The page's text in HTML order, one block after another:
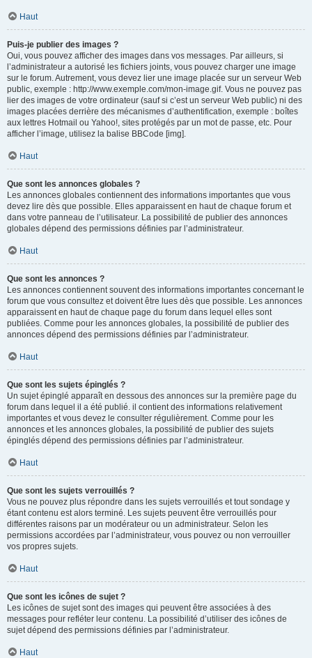
Haut
Puis-je publier des images ?
Oui, vous pouvez afficher des images dans vos messages. Par ailleurs, si
l’administrateur a autorisé les fichiers joints, vous pouvez charger une image
sur le forum. Autrement, vous devez lier une image placée sur un serveur Web
public, exemple : http://www.exemple.com/mon-image.gif. Vous ne pouvez pas
lier des images de votre ordinateur (sauf si c’est un serveur Web public) ni des
images placées derrière des mécanismes d’authentification, exemple : boîtes
aux lettres Hotmail ou Yahoo!, sites protégés par un mot de passe, etc. Pour
afficher l’image, utilisez la balise BBCode [img].
Haut
Que sont les annonces globales ?
Les annonces globales contiennent des informations importantes que vous
devez lire dès que possible. Elles apparaissent en haut de chaque forum et
dans votre panneau de l’utilisateur. La possibilité de publier des annonces
globales dépend des permissions définies par l’administrateur.
Haut
Que sont les annonces ?
Les annonces contiennent souvent des informations importantes concernant le
forum que vous consultez et doivent être lues dès que possible. Les annonces
apparaissent en haut de chaque page du forum dans lequel elles sont
publiées. Comme pour les annonces globales, la possibilité de publier des
annonces dépend des permissions définies par l’administrateur.
Haut
Que sont les sujets épinglés ?
Un sujet épinglé apparaît en dessous des annonces sur la première page du
forum dans lequel il a été publié. il contient des informations relativement
importantes et vous devez le consulter régulièrement. Comme pour les
annonces et les annonces globales, la possibilité de publier des sujets
épinglés dépend des permissions définies par l’administrateur.
Haut
Que sont les sujets verrouillés ?
Vous ne pouvez plus répondre dans les sujets verrouillés et tout sondage y
étant contenu est alors terminé. Les sujets peuvent être verrouillés pour
différentes raisons par un modérateur ou un administrateur. Selon les
permissions accordées par l’administrateur, vous pouvez ou non verrouiller
vos propres sujets.
Haut
Que sont les icônes de sujet ?
Les icônes de sujet sont des images qui peuvent être associées à des
messages pour refléter leur contenu. La possibilité d’utiliser des icônes de
sujet dépend des permissions définies par l’administrateur.
Haut